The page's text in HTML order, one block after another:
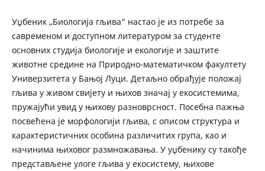
Уџбеник „Биологија гљива“ настао је из потребе за
савременом и доступном литературом за студенте
основних студија биологије и екологије и заштите
животне средине на Природно-математичком факултету
Универзитета у Бањој Луци. Детаљно обрађује положај
гљива у живом свијету и њихов значај у екосистемима,
пружајући увид у њихову разноврсност. Посебна пажња
посвећена је морфологији гљива, с описом структура и
карактеристичних особина различитих група, као и
начинима њиховог размножавања. У уџбенику су такође
представљене улоге гљива у екосистему, њихове